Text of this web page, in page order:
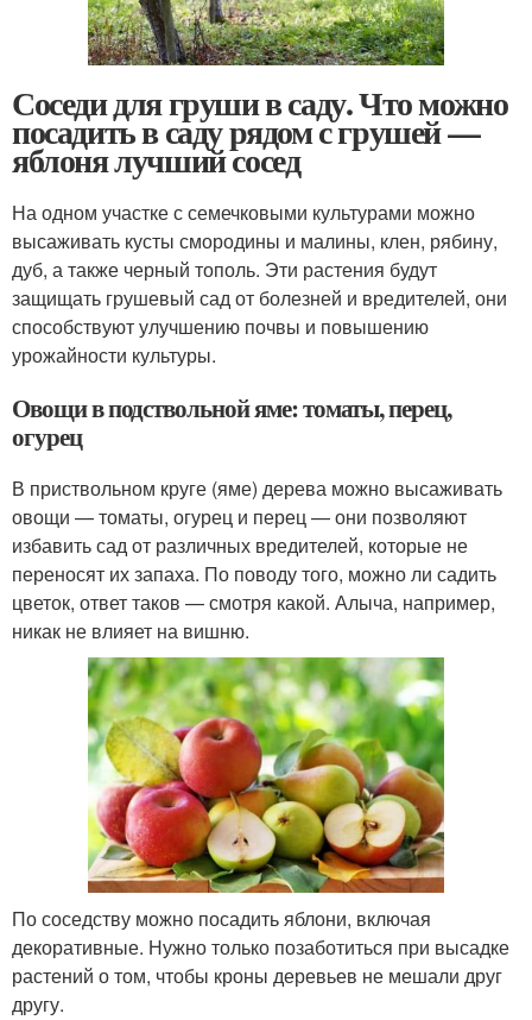
Соседи для груши в саду. Что можно
посадить в саду рядом с грушей —
яблоня лучший сосед
На одном участке с семечковыми культурами можно
высаживать кусты смородины и малины, клен, рябину,
дуб, а также черный тополь. Эти растения будут
защищать грушевый сад от болезней и вредителей, они
способствуют улучшению почвы и повышению
урожайности культуры.
Овощи в подствольной яме: томаты, перец,
огурец
В приствольном круге (яме) дерева можно высаживать
овощи — томаты, огурец и перец — они позволяют
избавить сад от различных вредителей, которые не
переносят их запаха. По поводу того, можно ли садить
цветок, ответ таков — смотря какой. Алыча, например,
никак не влияет на вишню.
По соседству можно посадить яблони, включая
декоративные. Нужно только позаботиться при высадке
растений о том, чтобы кроны деревьев не мешали друг
другу.